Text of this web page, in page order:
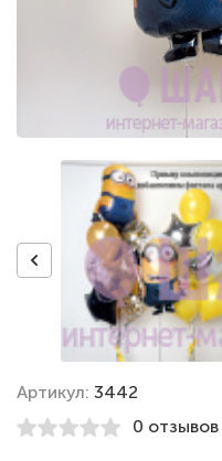
Артикул: 3442
0 отзывов